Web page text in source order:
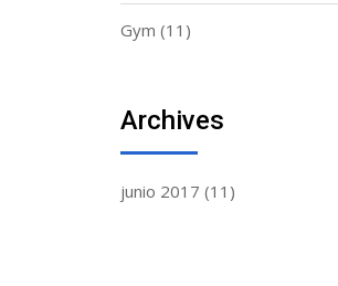
Gym (11)
Archives
junio 2017 (11)